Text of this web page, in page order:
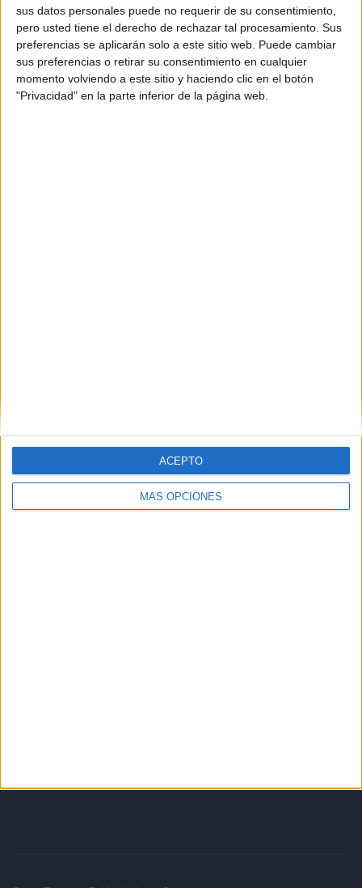
sus datos personales puede no requerir de su consentimiento,
pero usted tiene el derecho de rechazar tal procesamiento. Sus
preferencias se aplicarán solo a este sitio web. Puede cambiar
sus preferencias o retirar su consentimiento en cualquier
momento volviendo a este sitio y haciendo clic en el botón
"Privacidad" en la parte inferior de la página web.
MÁS OPCIONES
ACEPTO
Cuando las palabras dejan de describir la
realidad
HACE 5 HORAS
El asesoramiento profesional: el escudo
militar contra la desinformación en redes